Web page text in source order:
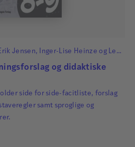
Jensen, Inger-Lise Heinze og Lene
og didaktiske
side for side-facitliste, forslag
samt sproglige og